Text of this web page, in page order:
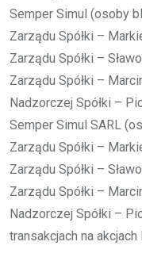
Semper Simul (osoby
Zarządu Spółki –
Zarządu Spółki –
Zarządu Spółki –
Nadzorczej Spółki –
Semper Simul SARL
Zarządu Spółki –
Zarządu Spółki –
Zarządu Spółki –
Nadzorczej Spółki –
transakcjach na akcjach